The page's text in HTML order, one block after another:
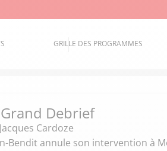
GRILLE DES PROGRAMMES
Debrief
Jacques Cardoze
Bendit annule son intervention à